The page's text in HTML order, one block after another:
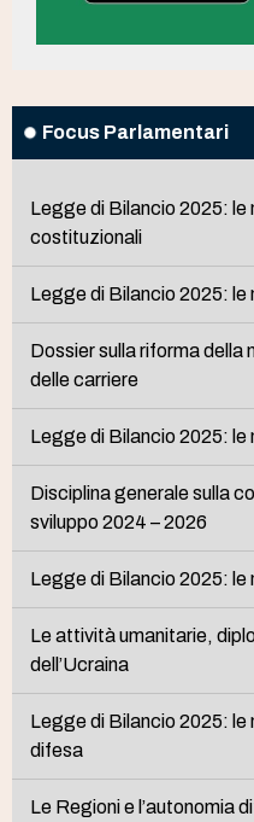
Focus Parlamentari
Legge di Bilancio 2025: le
costituzionali
Legge di Bilancio 2025: le
Dossier sulla riforma
delle carriere
Legge di Bilancio 2025: le
Disciplina generale sulla
sviluppo 2024 – 2026
Legge di Bilancio 2025: le
Le attività umanitarie,
dell’Ucraina
Legge di Bilancio 2025: le
difesa
Le Regioni e l’autonomia